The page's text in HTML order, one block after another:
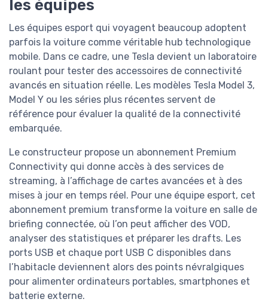
les équipes
Les équipes esport qui voyagent beaucoup adoptent
parfois la voiture comme véritable hub technologique
mobile. Dans ce cadre, une Tesla devient un laboratoire
roulant pour tester des accessoires de connectivité
avancés en situation réelle. Les modèles Tesla Model 3,
Model Y ou les séries plus récentes servent de
référence pour évaluer la qualité de la connectivité
embarquée.
Le constructeur propose un abonnement Premium
Connectivity qui donne accès à des services de
streaming, à l’affichage de cartes avancées et à des
mises à jour en temps réel. Pour une équipe esport, cet
abonnement premium transforme la voiture en salle de
briefing connectée, où l’on peut afficher des VOD,
analyser des statistiques et préparer les drafts. Les
ports USB et chaque port USB C disponibles dans
l’habitacle deviennent alors des points névralgiques
pour alimenter ordinateurs portables, smartphones et
batterie externe.